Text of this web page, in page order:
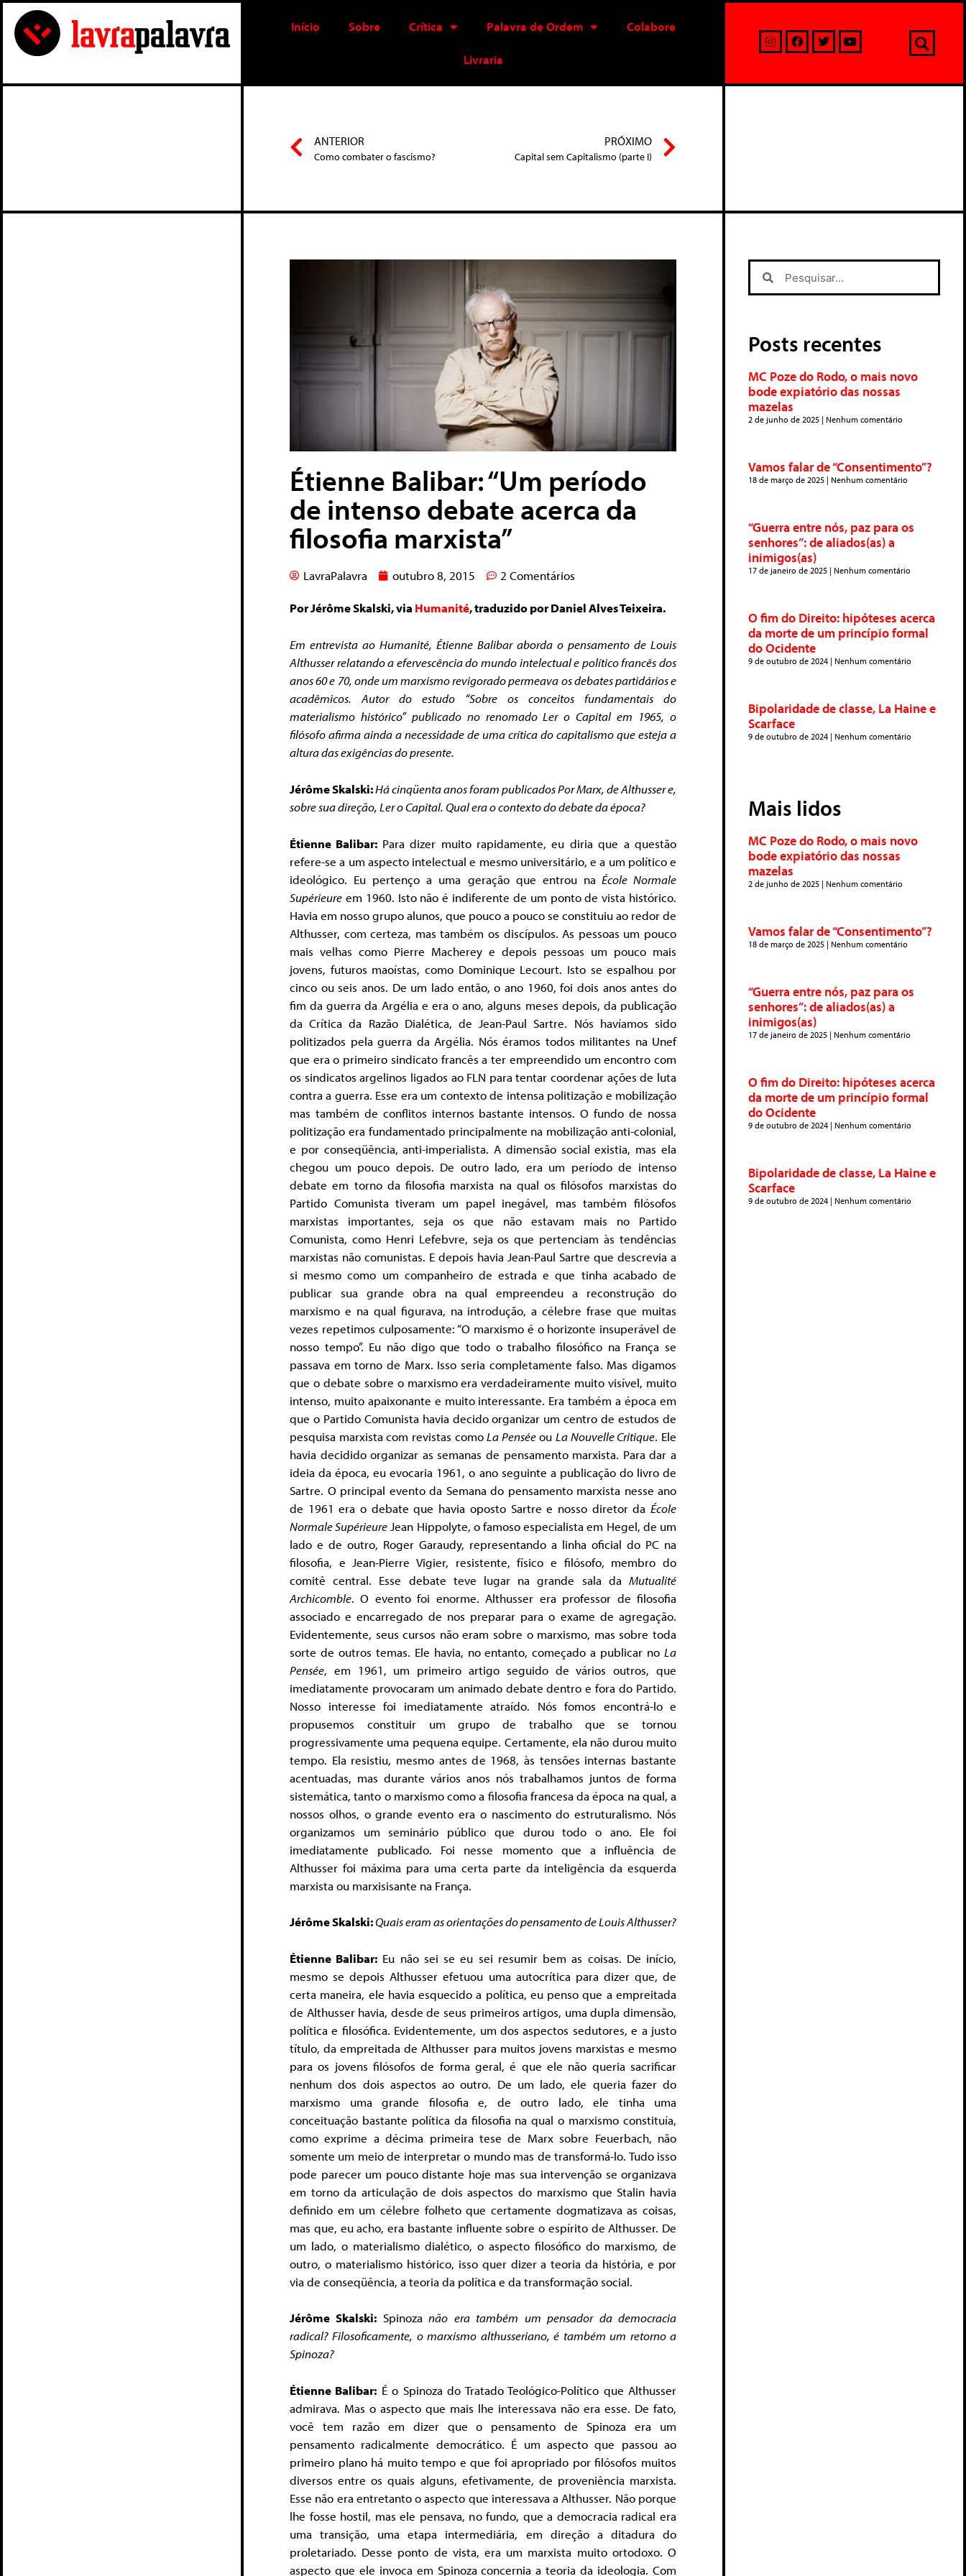
Início Sobre Crítica Palavra de Ordem Colabore
Livraria
ANTERIOR
Como combater o fascismo?
PRÓXIMO
Capital sem Capitalismo (parte I)
Étienne Balibar: “Um período
de intenso debate acerca da
filosofia marxista”
LavraPalavra outubro 8, 2015 2 Comentários
Por Jérôme Skalski, via Humanité, traduzido por Daniel Alves Teixeira.
Em entrevista ao Humanité, Étienne Balibar aborda o pensamento de Louis
Althusser relatando a efervescência do mundo intelectual e político francês dos
anos 60 e 70, onde um marxismo revigorado permeava os debates partidários e
acadêmicos. Autor do estudo “Sobre os conceitos fundamentais do
materialismo histórico” publicado no renomado Ler o Capital em 1965, o
filósofo afirma ainda a necessidade de uma crítica do capitalismo que esteja a
altura das exigências do presente.
Jérôme Skalski:Há cinqüenta anos foram publicados Por Marx, de Althusser e,
sobre sua direção, Ler o Capital. Qual era o contexto do debate da época?
Étienne Balibar: Para dizer muito rapidamente, eu diria que a questão
refere-se a um aspecto intelectual e mesmo universitário, e a um político e
ideológico. Eu pertenço a uma geração que entrou na École Normale
Supérieure em 1960. Isto não é indiferente de um ponto de vista histórico.
Havia em nosso grupo alunos, que pouco a pouco se constituiu ao redor de
Althusser, com certeza, mas também os discípulos. As pessoas um pouco
mais velhas como Pierre Macherey e depois pessoas um pouco mais
jovens, futuros maoístas, como Dominique Lecourt. Isto se espalhou por
cinco ou seis anos. De um lado então, o ano 1960, foi dois anos antes do
fim da guerra da Argélia e era o ano, alguns meses depois, da publicação
da Crítica da Razão Dialética, de Jean-Paul Sartre. Nós havíamos sido
politizados pela guerra da Argélia. Nós éramos todos militantes na Unef
que era o primeiro sindicato francês a ter empreendido um encontro com
os sindicatos argelinos ligados ao FLN para tentar coordenar ações de luta
contra a guerra. Esse era um contexto de intensa politização e mobilização
mas também de conflitos internos bastante intensos. O fundo de nossa
politização era fundamentado principalmente na mobilização anti-colonial,
e por conseqüência, anti-imperialista. A dimensão social existia, mas ela
chegou um pouco depois. De outro lado, era um período de intenso
debate em torno da filosofia marxista na qual os filósofos marxistas do
Partido Comunista tiveram um papel inegável, mas também filósofos
marxistas importantes, seja os que não estavam mais no Partido
Comunista, como Henri Lefebvre, seja os que pertenciam às tendências
marxistas não comunistas. E depois havia Jean-Paul Sartre que descrevia a
si mesmo como um companheiro de estrada e que tinha acabado de
publicar sua grande obra na qual empreendeu a reconstrução do
marxismo e na qual figurava, na introdução, a célebre frase que muitas
vezes repetimos culposamente: “O marxismo é o horizonte insuperável de
nosso tempo”. Eu não digo que todo o trabalho filosófico na França se
passava em torno de Marx. Isso seria completamente falso. Mas digamos
que o debate sobre o marxismo era verdadeiramente muito visível, muito
intenso, muito apaixonante e muito interessante. Era também a época em
que o Partido Comunista havia decido organizar um centro de estudos de
pesquisa marxista com revistas comoLa PenséeouLa Nouvelle Critique. Ele
havia decidido organizar as semanas de pensamento marxista. Para dar a
ideia da época, eu evocaria 1961, o ano seguinte a publicação do livro de
Sartre. O principal evento da Semana do pensamento marxista nesse ano
de 1961 era o debate que havia oposto Sartre e nosso diretor da École
Normale Supérieure Jean Hippolyte, o famoso especialista em Hegel, de um
lado e de outro, Roger Garaudy, representando a linha oficial do PC na
filosofia, e Jean-Pierre Vigier, resistente, físico e filósofo, membro do
comitê central. Esse debate teve lugar na grande sala da Mutualité
Archicomble. O evento foi enorme. Althusser era professor de filosofia
associado e encarregado de nos preparar para o exame de agregação.
Evidentemente, seus cursos não eram sobre o marxismo, mas sobre toda
sorte de outros temas. Ele havia, no entanto, começado a publicar no La
Pensée, em 1961, um primeiro artigo seguido de vários outros, que
imediatamente provocaram um animado debate dentro e fora do Partido.
Nosso interesse foi imediatamente atraído. Nós fomos encontrá-lo e
propusemos constituir um grupo de trabalho que se tornou
progressivamente uma pequena equipe. Certamente, ela não durou muito
tempo. Ela resistiu, mesmo antes de 1968, às tensões internas bastante
acentuadas, mas durante vários anos nós trabalhamos juntos de forma
sistemática, tanto o marxismo como a filosofia francesa da época na qual, a
nossos olhos, o grande evento era o nascimento do estruturalismo. Nós
organizamos um seminário público que durou todo o ano. Ele foi
imediatamente publicado. Foi nesse momento que a influência de
Althusser foi máxima para uma certa parte da inteligência da esquerda
marxista ou marxisisante na França.
Jérôme Skalski:Quais eram as orientações do pensamento de Louis Althusser?
Étienne Balibar: Eu não sei se eu sei resumir bem as coisas. De início,
mesmo se depois Althusser efetuou uma autocrítica para dizer que, de
certa maneira, ele havia esquecido a política, eu penso que a empreitada
de Althusser havia, desde de seus primeiros artigos, uma dupla dimensão,
política e filosófica. Evidentemente, um dos aspectos sedutores, e a justo
título, da empreitada de Althusser para muitos jovens marxistas e mesmo
para os jovens filósofos de forma geral, é que ele não queria sacrificar
nenhum dos dois aspectos ao outro. De um lado, ele queria fazer do
marxismo uma grande filosofia e, de outro lado, ele tinha uma
conceituação bastante política da filosofia na qual o marxismo constituía,
como exprime a décima primeira tese de Marx sobre Feuerbach, não
somente um meio de interpretar o mundo mas de transformá-lo. Tudo isso
pode parecer um pouco distante hoje mas sua intervenção se organizava
em torno da articulação de dois aspectos do marxismo que Stalin havia
definido em um célebre folheto que certamente dogmatizava as coisas,
mas que, eu acho, era bastante influente sobre o espírito de Althusser. De
um lado, o materialismo dialético, o aspecto filosófico do marxismo, de
outro, o materialismo histórico, isso quer dizer a teoria da história, e por
via de conseqüência, a teoria da política e da transformação social.
Jérôme Skalski: Spinoza não era também um pensador da democracia
radical? Filosoficamente, o marxismo althusseriano, é também um retorno a
Spinoza?
Étienne Balibar: É o Spinoza do Tratado Teológico-Político que Althusser
admirava. Mas o aspecto que mais lhe interessava não era esse. De fato,
você tem razão em dizer que o pensamento de Spinoza era um
pensamento radicalmente democrático. É um aspecto que passou ao
primeiro plano há muito tempo e que foi apropriado por filósofos muitos
diversos entre os quais alguns, efetivamente, de proveniência marxista.
Esse não era entretanto o aspecto que interessava a Althusser. Não porque
lhe fosse hostil, mas ele pensava, no fundo, que a democracia radical era
uma transição, uma etapa intermediária, em direção a ditadura do
proletariado. Desse ponto de vista, era um marxista muito ortodoxo. O
aspecto que ele invoca em Spinoza concernia a teoria da ideologia. Com
Posts recentes
MC Poze do Rodo, o mais novo
bode expiatório das nossas
mazelas
2 de junho de 2025 Nenhum comentário
Vamos falar de “Consentimento”?
18 de março de 2025 Nenhum comentário
“Guerra entre nós, paz para os
senhores”: de aliados(as) a
inimigos(as)
17 de janeiro de 2025 Nenhum comentário
O fim do Direito: hipóteses acerca
da morte de um princípio formal
do Ocidente
9 de outubro de 2024 Nenhum comentário
Bipolaridade de classe, La Haine e
Scarface
9 de outubro de 2024 Nenhum comentário
Mais lidos
MC Poze do Rodo, o mais novo
bode expiatório das nossas
mazelas
2 de junho de 2025 Nenhum comentário
Vamos falar de “Consentimento”?
18 de março de 2025 Nenhum comentário
“Guerra entre nós, paz para os
senhores”: de aliados(as) a
inimigos(as)
17 de janeiro de 2025 Nenhum comentário
O fim do Direito: hipóteses acerca
da morte de um princípio formal
do Ocidente
9 de outubro de 2024 Nenhum comentário
Bipolaridade de classe, La Haine e
Scarface
9 de outubro de 2024 Nenhum comentário